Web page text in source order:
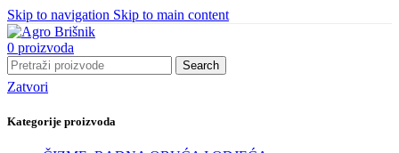
Skip to navigation Skip to main content
0 proizvoda
Search
Zatvori
Kategorije proizvoda